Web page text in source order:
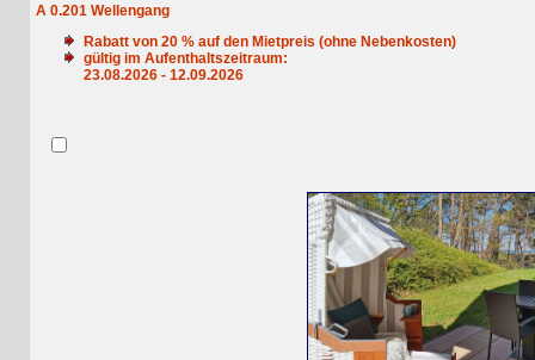
A 0.201 Wellengang
Rabatt von 20% auf den Mietpreis (ohne Nebenkosten)
gültig im Aufenthaltszeitraum:
23.08.2026 - 12.09.2026